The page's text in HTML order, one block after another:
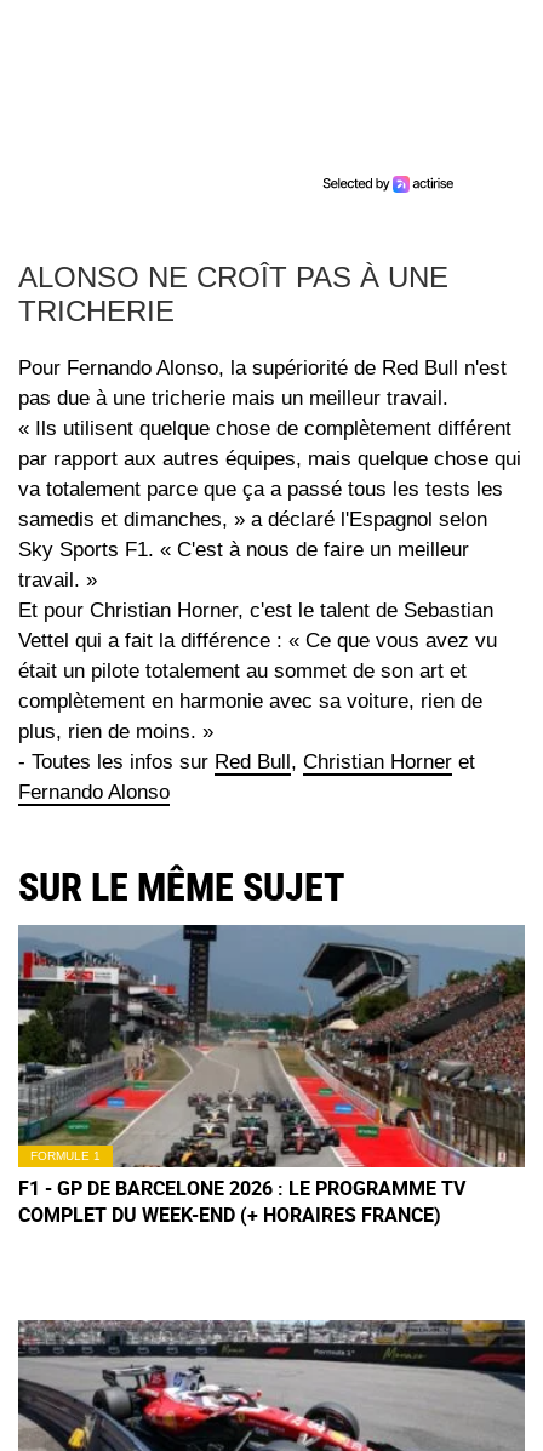
ALONSO NE CROÎT PAS À UNE
TRICHERIE
Pour Fernando Alonso, la supériorité de Red Bull n'est
pas due à une tricherie mais un meilleur travail.
« Ils utilisent quelque chose de complètement différent
par rapport aux autres équipes, mais quelque chose qui
va totalement parce que ça a passé tous les tests les
samedis et dimanches, » a déclaré l'Espagnol selon
Sky Sports F1. « C'est à nous de faire un meilleur
travail. »
Et pour Christian Horner, c'est le talent de Sebastian
Vettel qui a fait la différence : « Ce que vous avez vu
était un pilote totalement au sommet de son art et
complètement en harmonie avec sa voiture, rien de
plus, rien de moins. »
- Toutes les infos sur Red Bull , Christian Horner et
Fernando Alonso
SUR LE MÊME SUJET
FORMULE 1
F1 - GP DE BARCELONE 2026 : LE PROGRAMME TV
COMPLET DU WEEK-END (+ HORAIRES FRANCE)